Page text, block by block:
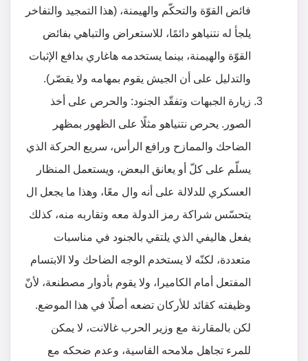
فائض القوّة والتحكّم والهيمنة، (هذا التمجيد والتفاخر
يلجأ له نتنياهو دائمًا، للاستعراض والتباهي بفائض
القوّة والهيمنة، بينما يستخدمه هاغاري بدافع الإثبات
والتدليل على أن الجيش يقوم بمهامه ولا يقصّر).
زيارة الجبهات وتفقّد الجنود: والحرص على أخذ
الصور. يحرص نتنياهو مثلًا على الظهور بمظهر
الضاحك والممازح ورافع الرأس، سريع الحركة الذي
يسلّم على كلّ أو يعانق البعض، ويستعمل المنظار
العسكري للدلالة على أنه وال معًا، وهذا ما يجعل ال
يتحسّس شراكة رمز الدولة معه وتقاربه منه، كذلك
يفعل هاليفي الذي يلتقي بالجنود في مناسبات
متعددة، لكنّه لا يستخدم الوجه الضاحك ولا الابتسام
المفتعل أمام الكاميرا، ولا يقوم بأدوار مصطنعة، لأنّ
وظيفته كقائد للأركان تضعه أصلًا في هذا الموضع.
لكن بالمقارنة مع وزير الحرب غالانت، لا يمكن
للمرء تجاهل ملامحه القاسية، وعدم ضحكه مع